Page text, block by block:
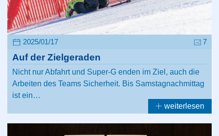
2025/01/17 7
Auf der Zielgeraden
Nicht nur Abfahrt und Super-G enden im Ziel, auch die
Arbeiten des Teams Sicherheit. Bis Samstagnachmittag
ist ein…
weiterlesen